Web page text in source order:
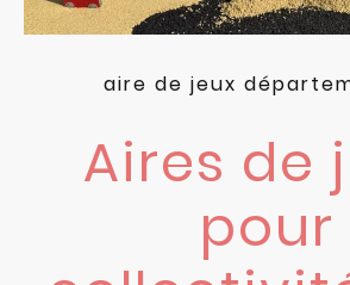
aire de jeux
Aires de
pour